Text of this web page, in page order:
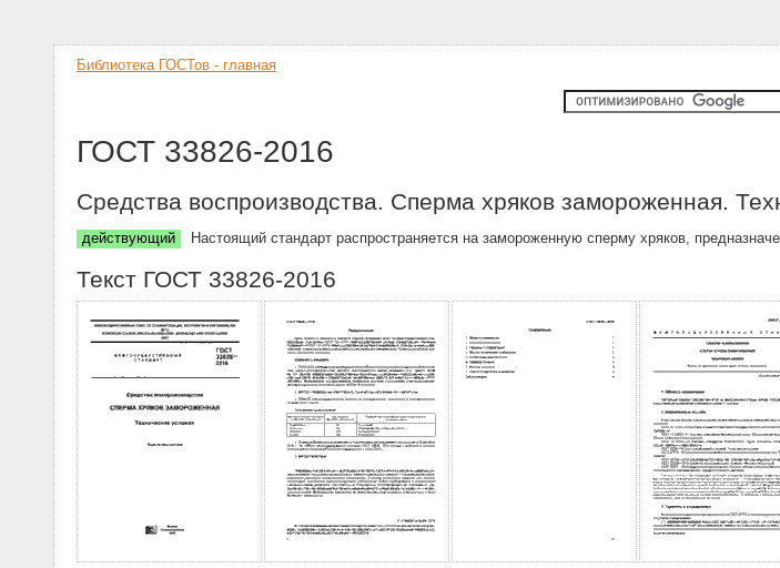
Библиотека ГОСТов - главная
ГОСТ 33826-2016
Средства воспроизводства. Сперма хряков замороженная.
действующий Настоящий стандарт распространяется на замороженную сперму хряков,
Текст ГОСТ 33826-2016